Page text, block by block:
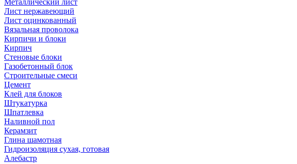
Металлический лист
Лист нержавеющий
Лист оцинкованный
Вязальная проволока
Кирпичи и блоки
Кирпич
Стеновые блоки
Газобетонный блок
Строительные смеси
Цемент
Клей для блоков
Штукатурка
Шпатлевка
Наливной пол
Керамзит
Глина шамотная
Гидроизоляция сухая, готовая
Алебастр